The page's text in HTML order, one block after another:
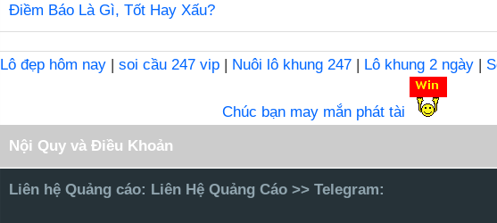
Điềm Báo Là Gì, Tốt Hay Xấu?
Lô đẹp hôm nay | soi cầu 247 vip | Nuôi lô khung 247 | Lô khung 2 ngày |
Chúc bạn may mắn phát tài
Nội Quy và Điều Khoản
Liên hệ Quảng cáo: Liên Hệ Quảng Cáo >> Telegram: